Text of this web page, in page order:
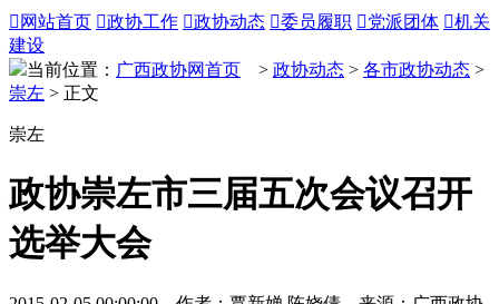
 网站首页 政协工作 政协动态 委员履职 党派团体 机关
建设
当前位置： 广西政协网首页 > 政协动态 > 各市政协动态 >
崇左 > 正文
崇左
政协崇左市三届五次会议召开
选举大会